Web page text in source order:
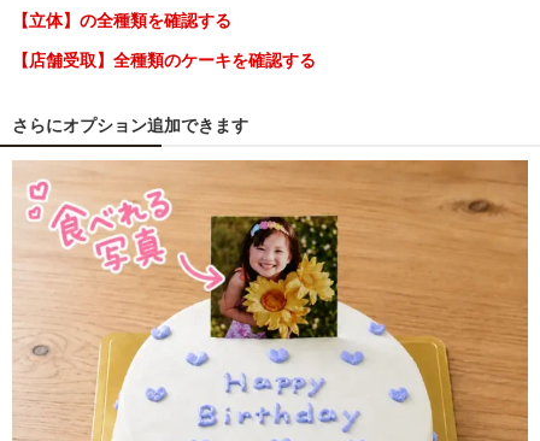
【立体】の全種類を確認する
【店舗受取】全種類のケーキを確認する
さらにオプション追加できます